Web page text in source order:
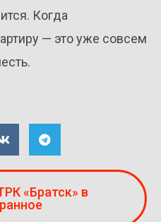
Когда
— это уже совсем
«Братск» в